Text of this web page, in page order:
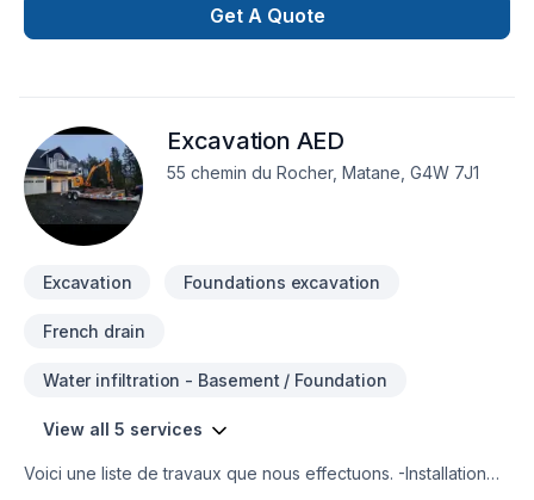
concrétiser vos projets tout en respectant vos exigences,
vos délais et votre vision. Confiez votre projet à une équipe
Get A Quote
Excavation AED
55 chemin du Rocher, Matane, G4W 7J1
Excavation Foundations excavation
French drain
Water infiltration - Basement / Foundation
View all 5 services
Voici une liste de travaux que nous effectuons. -Installation